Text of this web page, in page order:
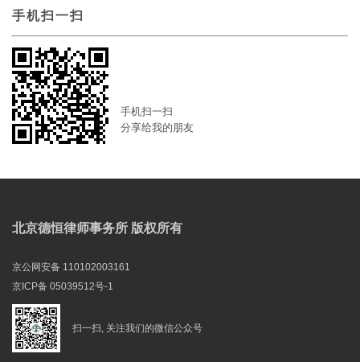
手机扫一扫
手机扫一扫
分享给我的朋友
北京德恒律师事务所 版权所有
京公网安备 110102003161
京ICP备 05039512号-1
扫一扫, 关注我们的微信公众号